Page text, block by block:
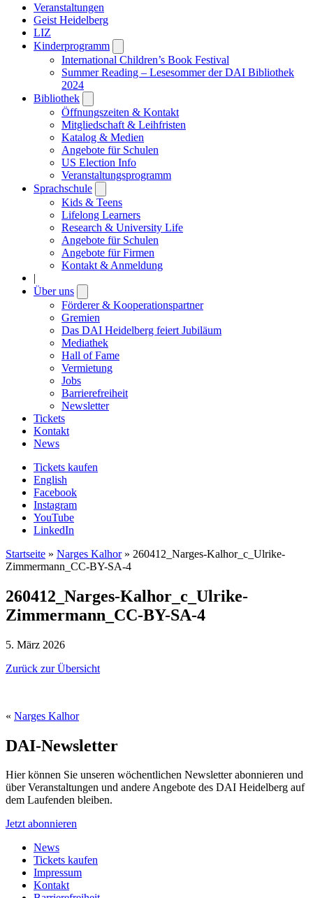
Veranstaltungen
Geist Heidelberg
LIZ
Kinderprogramm
submenu
International Children’s Book Festival
Summer Reading – Lesesommer der DAI Bibliothek
2024
Bibliothek
submenu
Öffnungszeiten & Kontakt
Mitgliedschaft & Leihfristen
Katalog & Medien
Angebote für Schulen
US Election Info
Veranstaltungsprogramm
Sprachschule
submenu
Kids & Teens
Lifelong Learners
Research & University Life
Angebote für Schulen
Angebote für Firmen
Kontakt & Anmeldung
|
Über uns
submenu
Förderer & Kooperationspartner
Gremien
Das DAI Heidelberg feiert Jubiläum
Mediathek
Hall of Fame
Vermietung
Jobs
Barrierefreiheit
Newsletter
Tickets
Kontakt
News
Tickets kaufen
English
Facebook
Instagram
YouTube
LinkedIn
Startseite » Narges Kalhor» 260412_Narges-Kalhor_c_Ulrike-
Zimmermann_CC-BY-SA-4
260412_Narges-Kalhor_c_Ulrike-
Zimmermann_CC-BY-SA-4
5. März 2026
Zurück zur Übersicht
« Narges Kalhor
DAI-Newsletter
Hier können Sie unseren wöchentlichen Newsletter abonnieren und
über Veranstaltungen und andere Angebote des DAI Heidelberg auf
dem Laufenden bleiben.
Jetzt abonnieren
News
Tickets kaufen
Impressum
Kontakt